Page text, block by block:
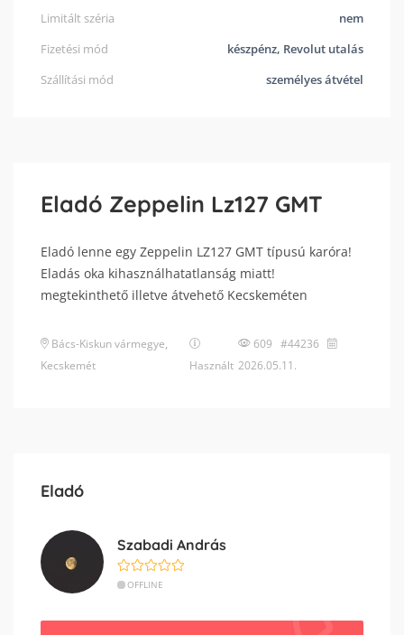
Limitált széria
nem
Fizetési mód
készpénz, Revolut utalás
Szállítási mód
személyes átvétel
Eladó Zeppelin Lz127 GMT
Eladó lenne egy Zeppelin LZ127 GMT típusú karóra!
Eladás oka kihasználhatatlanság miatt!
megtekinthető illetve átvehető Kecskeméten
Bács-Kiskun vármegye,
Kecskemét
Használt
609 #44236
2026.05.11.
Eladó
Szabadi András
OFFLINE